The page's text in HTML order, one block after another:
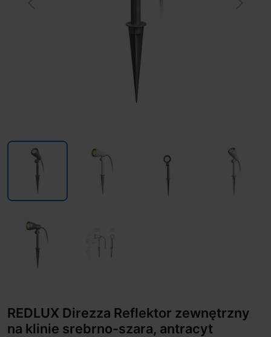
REDLUX Direzza Reflektor zewnętrzny
na klinie srebrno-szara, antracyt